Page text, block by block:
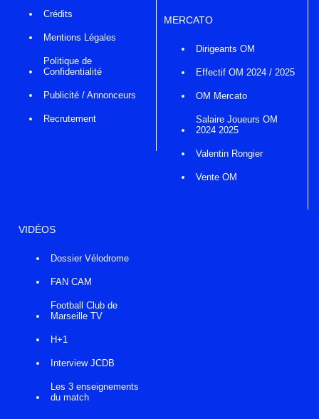
Crédits
Mentions Légales
Politique de
Confidentialité
Publicité / Annonceurs
Recrutement
MERCATO
Dirigeants OM
Effectif OM 2024 / 2025
OM Mercato
Salaire Joueurs OM
2024 2025
Valentin Rongier
Vente OM
VIDÉOS
Dossier Vélodrome
FAN CAM
Football Club de
Marseille TV
H+1
Interview JCDB
Les 3 enseignements
du match